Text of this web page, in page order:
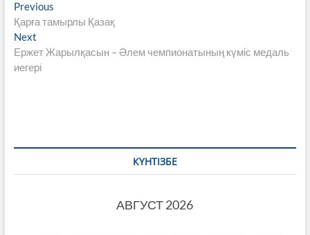
Навигация
по
записям
PreviousPrevious
post:
Қарға тамырлы Қазақ
NextNext
post:
Ержет Жарылқасын – Әлем чемпионатының күміс медаль
иегері
КҮНТІЗБЕ
АВГУСТ 2026